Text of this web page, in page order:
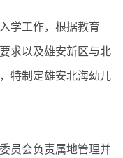
学工作，根据教育
求以及雄安新区与北
特制定雄安北海幼儿
会负责属地管理并